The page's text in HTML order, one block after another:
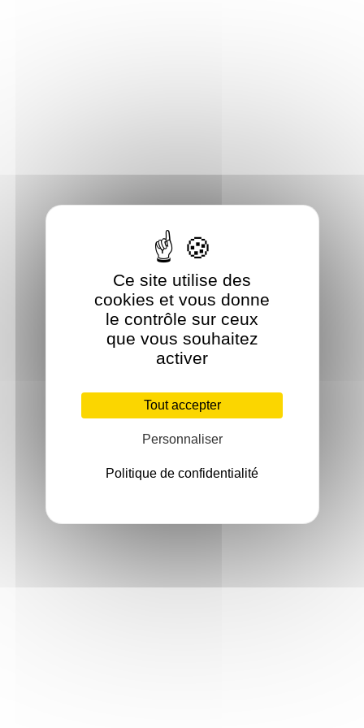
Ce site utilise des
cookies et vous donne
le contrôle sur ceux
que vous souhaitez
activer
Tout accepter
Personnaliser
Politique de confidentialité